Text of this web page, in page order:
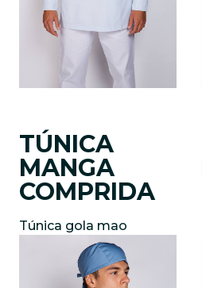
TÚNICA
MANGA
COMPRIDA
Túnica gola mao